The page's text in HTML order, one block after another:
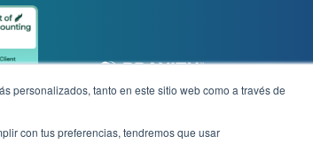
personalizados, tanto en este sitio web como a través de
con tus preferencias, tendremos que usar
Notice of Privacy